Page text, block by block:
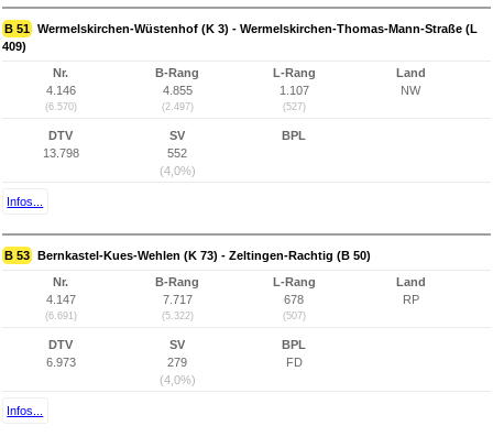
B 51 Wermelskirchen-Wüstenhof (K 3) - Wermelskirchen-Thomas-Mann-Straße (L
409)
Nr.
4.146
(6.570)
B-Rang
4.855
(2.497)
L-Rang
1.107
(527)
Land
NW
DTV
13.798
SV
552
(4,0%)
BPL
Infos...
B 53 Bernkastel-Kues-Wehlen (K 73) - Zeltingen-Rachtig (B 50)
Nr.
4.147
(6.691)
B-Rang
7.717
(5.322)
L-Rang
678
(507)
Land
RP
DTV
6.973
SV
279
(4,0%)
BPL
FD
Infos...